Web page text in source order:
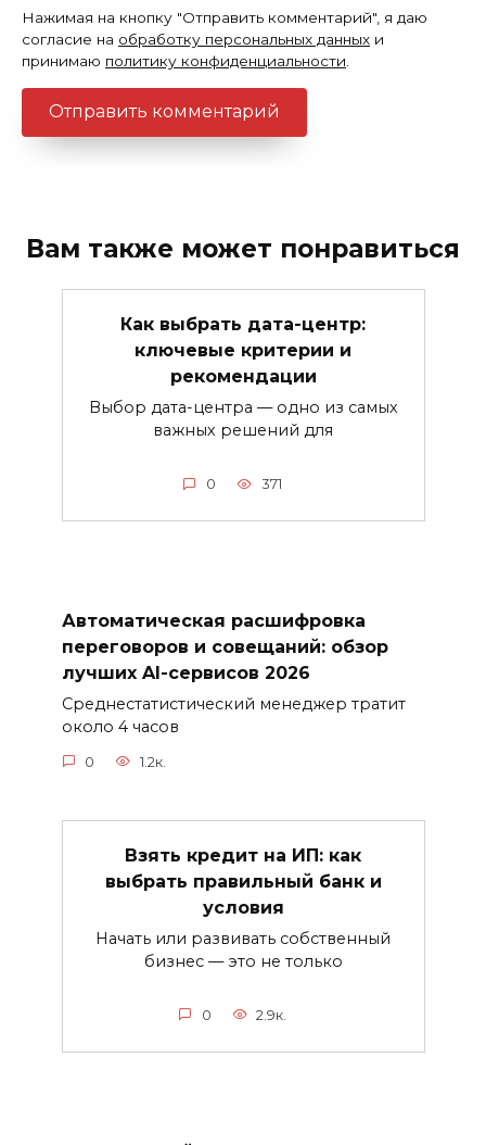
Нажимая на кнопку "Отправить комментарий", я даю
согласие на обработку персональных данных и
принимаю политику конфиденциальности
Вам также может понравиться
Как выбрать дата-центр:
ключевые критерии и
рекомендации
Выбор дата-центра — одно из самых
важных решений для
0 371
Автоматическая расшифровка
переговоров и совещаний: обзор
лучших AI-сервисов 2026
Среднестатистический менеджер тратит
около 4 часов
0 1.2к.
Взять кредит на ИП: как
выбрать правильный банк и
условия
Начать или развивать собственный
бизнес — это не только
0 2.9к.